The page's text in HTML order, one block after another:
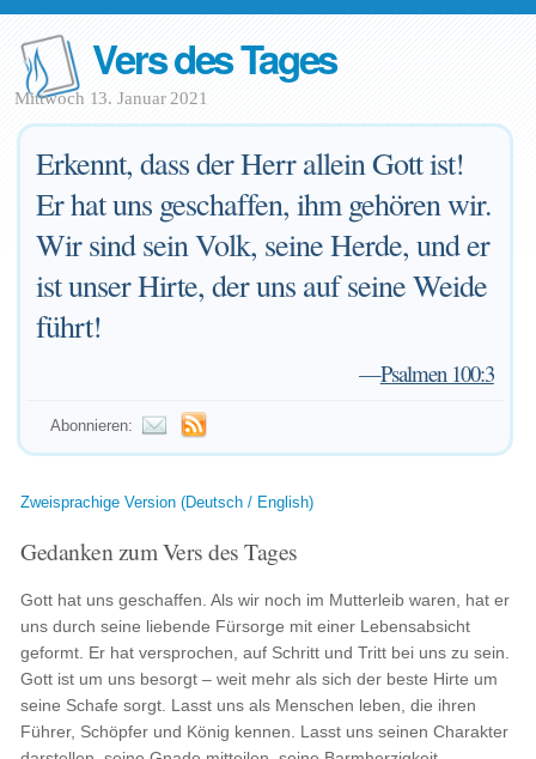
Vers des Tages
Mittwoch 13. Januar 2021
Erkennt, dass der Herr allein Gott ist!
Er hat uns geschaffen, ihm gehören wir.
Wir sind sein Volk, seine Herde, und er
ist unser Hirte, der uns auf seine Weide
führt!
—Psalmen 100:3
Abonnieren:
Zweisprachige Version (Deutsch / English)
Gedanken zum Vers des Tages
Gott hat uns geschaffen. Als wir noch im Mutterleib waren, hat er
uns durch seine liebende Fürsorge mit einer Lebensabsicht
geformt. Er hat versprochen, auf Schritt und Tritt bei uns zu sein.
Gott ist um uns besorgt – weit mehr als sich der beste Hirte um
seine Schafe sorgt. Lasst uns als Menschen leben, die ihren
Führer, Schöpfer und König kennen. Lasst uns seinen Charakter